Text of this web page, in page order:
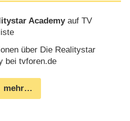
Academyauf TV
über Die Realitystar
bei tvforen.de
mehr…